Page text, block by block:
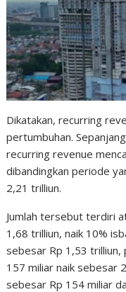
Dikatakan, recurring
pertumbuhan.
recurring revenue
dibandingkan periode
2,21 trilliun.
Jumlah tersebut terdiri
1,68 trilliun, naik 10%
sebesar Rp 1,53
157 miliar naik sebesar
sebesar Rp 154 miliar